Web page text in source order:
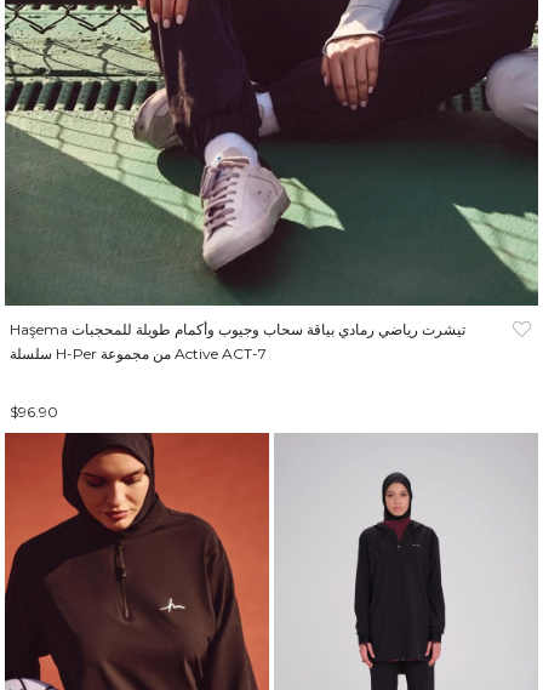
Haşema تيشرت رياضي رمادي بياقة سحاب وجيوب وأكمام طويلة للمحجبات
سلسلة H-Per من مجموعة Active ACT-7
$96.90